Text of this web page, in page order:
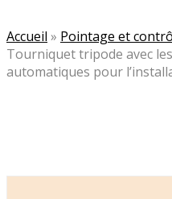
Accueil » Pointage et
Tourniquet tripode avec
automatiques pour